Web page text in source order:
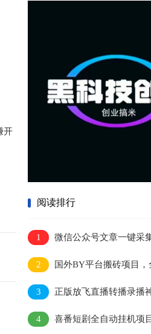
开
阅读排行
1
微信公众号文章一键采
助手_爱小助出品
2
国外BY平台搬砖项目
U号称日赚1000+【协议脚本+
3
正版放飞直播转播录播
封号支持多平台直播软件【直
程】
4
喜番短剧全自动挂机项